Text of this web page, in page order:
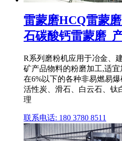
雷蒙磨HCQ雷蒙
石碳酸钙雷蒙磨_
R系列磨粉机应用于冶金、
矿产品物料的粉磨加工,适
在6%以下的各种非易燃易
活性炭、滑石、白云石、钛
理
联系电话: 180 3780 8511